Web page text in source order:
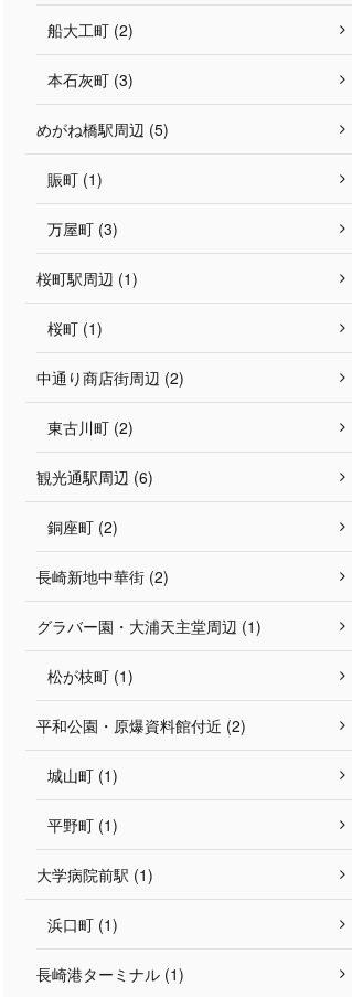
船大工町 (2)
本石灰町 (3)
めがね橋駅周辺 (5)
賑町 (1)
万屋町 (3)
桜町駅周辺 (1)
桜町 (1)
中通り商店街周辺 (2)
東古川町 (2)
観光通駅周辺 (6)
銅座町 (2)
長崎新地中華街 (2)
グラバー園・大浦天主堂周辺 (1)
松が枝町 (1)
平和公園・原爆資料館付近 (2)
城山町 (1)
平野町 (1)
大学病院前駅 (1)
浜口町 (1)
長崎港ターミナル (1)